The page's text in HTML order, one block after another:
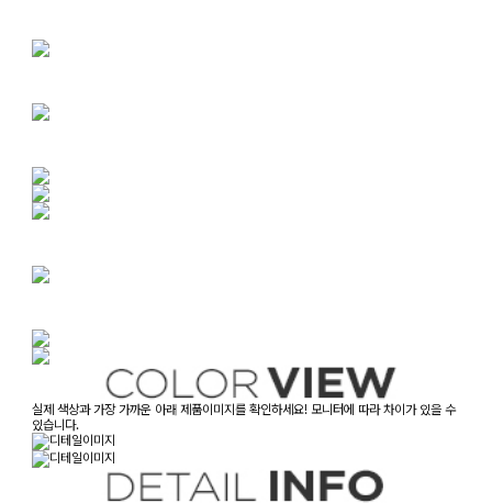
실제 색상과 가장 가까운 아래 제품이미지를 확인하세요! 모니터에 따라 차이가 있을 수
있습니다.